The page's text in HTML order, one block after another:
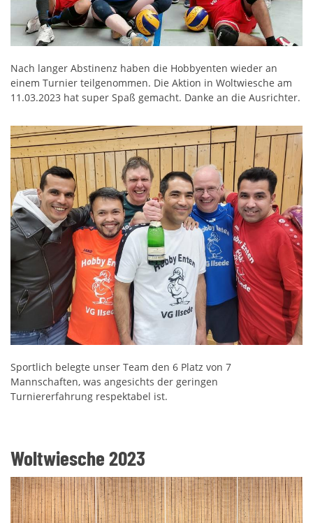
Nach langer Abstinenz haben die Hobbyenten wieder an
einem Turnier teilgenommen. Die Aktion in Woltwiesche am
11.03.2023 hat super Spaß gemacht. Danke an die Ausrichter.
Sportlich belegte unser Team den 6 Platz von 7
Mannschaften, was angesichts der geringen
Turniererfahrung respektabel ist.
Woltwiesche 2023